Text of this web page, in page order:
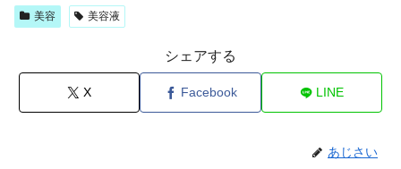
美容 美容液
シェアする
X Facebook LINE
あじさい